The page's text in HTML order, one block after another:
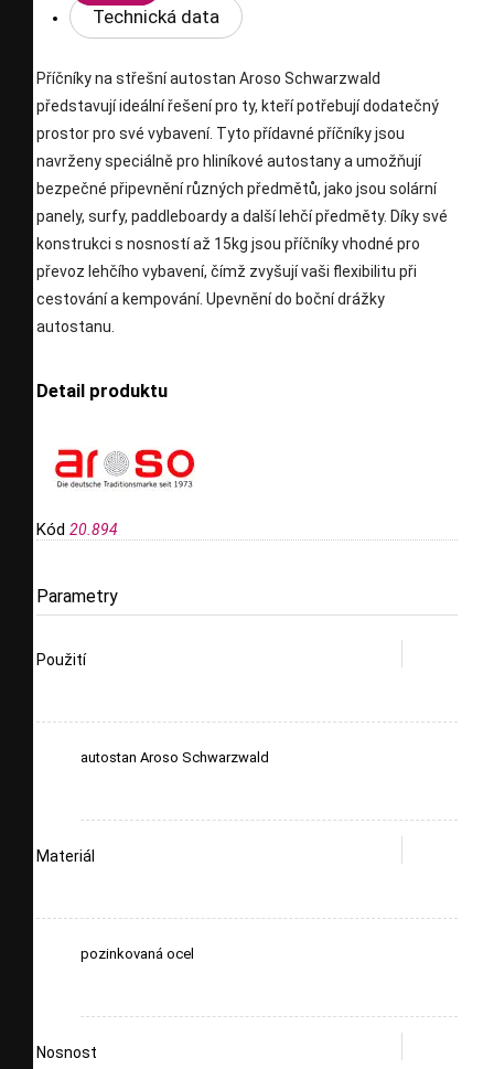
Technická data
Příčníky na střešní autostan Aroso Schwarzwald
představují ideální řešení pro ty, kteří potřebují dodatečný
prostor pro své vybavení. Tyto přídavné příčníky jsou
navrženy speciálně pro hliníkové autostany a umožňují
bezpečné připevnění různých předmětů, jako jsou solární
panely, surfy, paddleboardy a další lehčí předměty. Díky své
konstrukci s nosností až 15kg jsou příčníky vhodné pro
převoz lehčího vybavení, čímž zvyšují vaši flexibilitu při
cestování a kempování. Upevnění do boční drážky
autostanu.
Detail produktu
Kód 20.894
Parametry
Použití
autostan Aroso Schwarzwald
Materiál
pozinkovaná ocel
Nosnost